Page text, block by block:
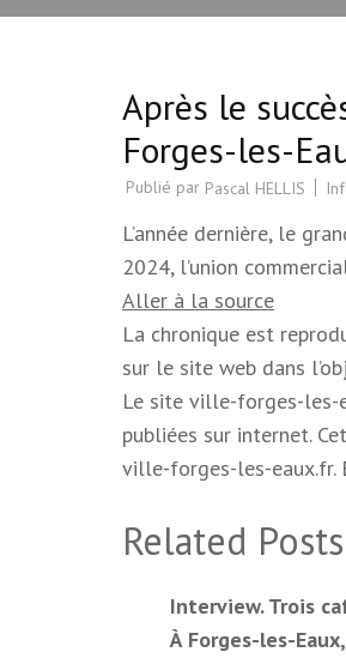
Après le
Forges-les-
Publié par Pascal HELLIS
L’année dernière, le
2024, l’union
Aller à la source
La chronique est
sur le site web dans
Le site ville-forges-les-
publiées sur internet.
ville-forges-les-eaux.fr.
Related
Interview. Trois
À Forges-les-